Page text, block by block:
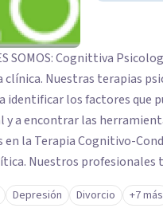
SOMOS: Cognittiva
clínica. Nuestras terapias
identificar los factores que
y a encontrar las
en la Terapia Cognitivo-
Nuestros profesionales
que nuestro trabajo es
que utilizamos son
Depresión Divorcio +7 más